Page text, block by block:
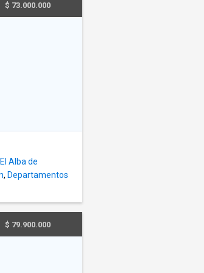
$ 73.000.000
Alba de
, Departamentos
$ 79.900.000